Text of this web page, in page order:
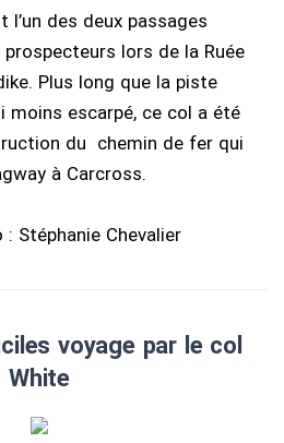
l’un des deux passages
prospecteurs lors de la Ruée
Plus long que la piste
moins escarpé, ce col a été
du chemin de fer qui
à Carcross.
Stéphanie Chevalier
voyage par le col
White